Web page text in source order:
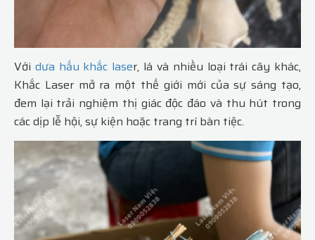
Với dưa hấu khắc laser, lá và nhiều loại trái cây khác,
Khắc Laser mở ra một thế giới mới của sự sáng tạo,
đem lại trải nghiệm thị giác độc đáo và thu hút trong
các dịp lễ hội, sự kiện hoặc trang trí bàn tiệc.